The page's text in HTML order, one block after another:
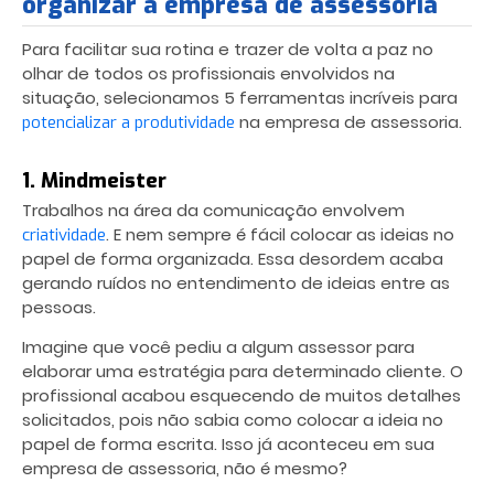
Para facilitar sua rotina e trazer de volta a paz no
olhar de todos os profissionais envolvidos na
situação, selecionamos 5 ferramentas incríveis para
potencializar a produtividade na empresa de assessoria.
1. Mindmeister
Trabalhos na área da comunicação envolvem
criatividade. E nem sempre é fácil colocar as ideias no
papel de forma organizada. Essa desordem acaba
gerando ruídos no entendimento de ideias entre as
pessoas.
Imagine que você pediu a algum assessor para
elaborar uma estratégia para determinado cliente. O
profissional acabou esquecendo de muitos detalhes
solicitados, pois não sabia como colocar a ideia no
papel de forma escrita. Isso já aconteceu em sua
empresa de assessoria, não é mesmo?